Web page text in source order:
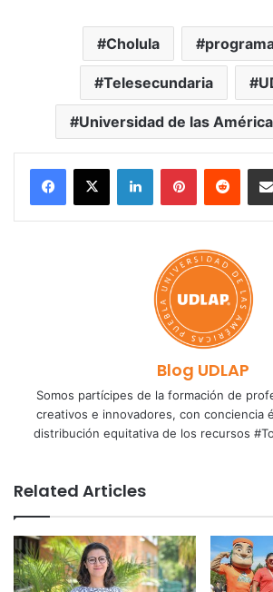
Cholula
Telesecundaria
Universidad de las
LinkedInPinterest
Blog UDLAP
Somos partícipes de la formación de
creativos e innovadores, con conciencia
distribución equitativa de los recursos
Related Articles